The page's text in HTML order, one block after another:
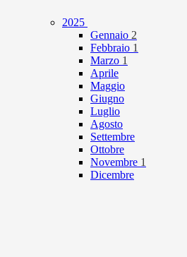
2025
Gennaio 2
Febbraio 1
Marzo 1
Aprile
Maggio
Giugno
Luglio
Agosto
Settembre
Ottobre
Novembre 1
Dicembre